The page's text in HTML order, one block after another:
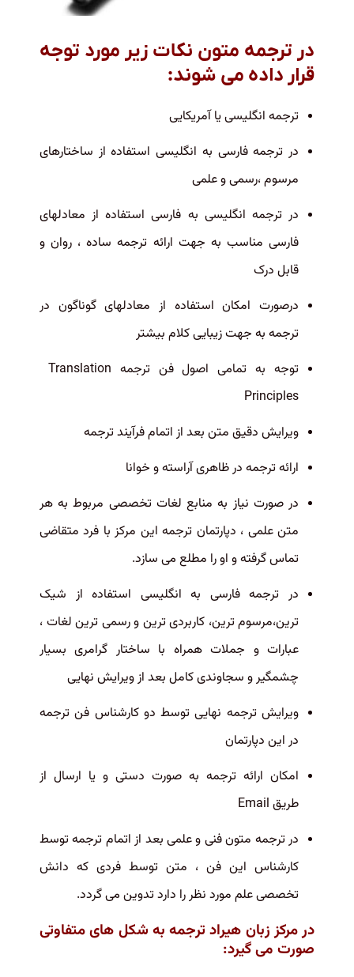
در ترجمه متون نکات زیر مورد توجه
قرار داده می شوند:
ترجمه انگلیسی یا آمریکایی
در ترجمه فارسی به انگلیسی استفاده از ساختارهای
مرسوم ،رسمی و علمی
در ترجمه انگلیسی به فارسی استفاده از معادلهای
فارسی مناسب به جهت ارائه ترجمه ساده ، روان و
قابل درک
درصورت امکان استفاده از معادلهای گوناگون در
ترجمه به جهت زیبایی کلام بیشتر
توجه به تمامی اصول فن ترجمه Translation
Principles
ویرایش دقیق متن بعد از اتمام فرآیند ترجمه
ارائه ترجمه در ظاهری آراسته و خوانا
در صورت نیاز به منابع لغات تخصصی مربوط به هر
متن علمی ، دپارتمان ترجمه این مرکز با فرد متقاضی
تماس گرفته و او را مطلع می سازد.
در ترجمه فارسی به انگلیسی استفاده از شیک
ترین،مرسوم ترین، کاربردی ترین و رسمی ترین لغات ،
عبارات و جملات همراه با ساختار گرامری بسیار
چشمگیر و سجاوندی کامل بعد از ویرایش نهایی
ویرایش ترجمه نهایی توسط دو کارشناس فن ترجمه
در این دپارتمان
امکان ارائه ترجمه به صورت دستی و یا ارسال از
طریق Email
در ترجمه متون فنی و علمی بعد از اتمام ترجمه توسط
کارشناس این فن ، متن توسط فردی که دانش
تخصصی علم مورد نظر را دارد تدوین می گردد.
در مرکز زبان هیراد ترجمه به شکل های متفاوتی
صورت می گیرد: